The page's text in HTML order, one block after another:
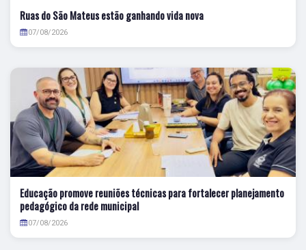
Ruas do São Mateus estão ganhando vida nova
07/08/2026
Educação promove reuniões técnicas para fortalecer planejamento
pedagógico da rede municipal
07/08/2026